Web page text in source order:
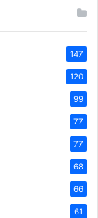
147
120
99
77
77
68
66
61